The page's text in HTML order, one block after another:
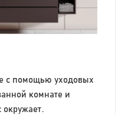
с помощью уходовых
комнате и
окружает.